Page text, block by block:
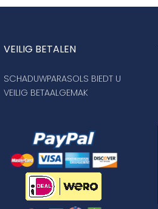
VEILIG BETALEN
SCHADUWPARASOLS BIEDT U
VEILIG BETAALGEMAK